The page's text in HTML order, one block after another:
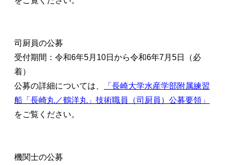
司厨員の公募
受付期間：令和6年5月10日から令和6年7月5日（必
着）
公募の詳細については、
「長崎大学水産学部附属練習
船「長崎丸／鶴洋丸」技術職員（司厨員）公募要領」
をご覧ください。
機関士の公募